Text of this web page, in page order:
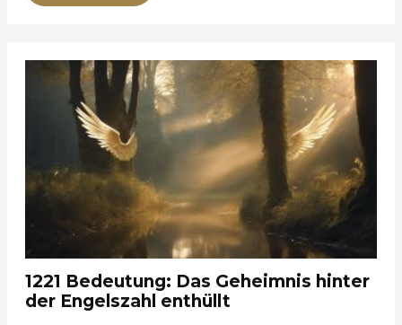
1221 Bedeutung: Das Geheimnis hinter
der Engelszahl enthüllt